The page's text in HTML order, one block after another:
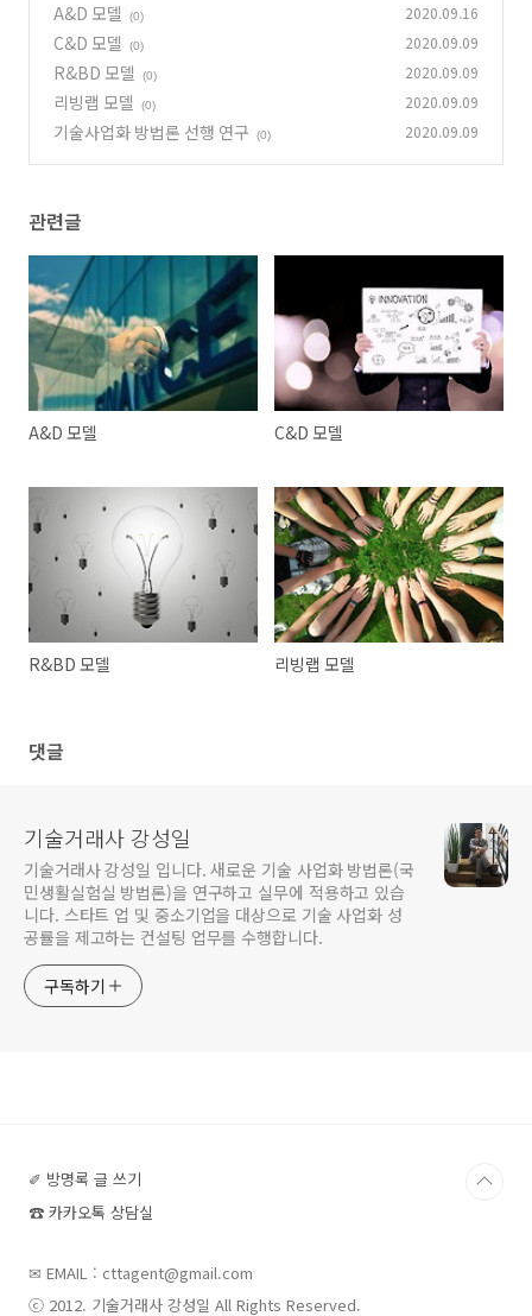
A&D 모델
(0) 2020.09.16
C&D 모델 (0) 2020.09.09
R&BD 모델 (0) 2020.09.09
리빙랩 모델 (0) 2020.09.09
기술사업화 방법론 선행 연구 (0) 2020.09.09
관련글
A&D 모델 C&D 모델
R&BD 모델 리빙랩 모델
댓글
기술거래사 강성일
기술거래사 강성일 입니다. 새로운 기술 사업화 방법론(국
민생활실험실 방법론)을 연구하고 실무에 적용하고 있습
니다. 스타트 업 및 중소기업을 대상으로 기술 사업화 성
공률을 제고하는 컨설팅 업무를 수행합니다.
구독하기
✐ 방명록 글 쓰기
☎ 카카오톡 상담실
✉ EMAIL : cttagent@gmail.com
ⓒ 2012. 기술거래사 강성일 All Rights Reserved.